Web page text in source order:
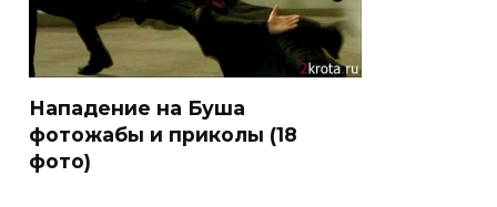
Нападение на Буша
фотожабы и приколы (18
фото)